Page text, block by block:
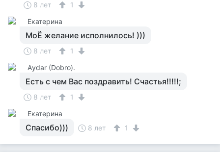
8 лет
1
Екатерина
МоЁ желание исполнилось! )))
8 лет
1
Аydar (Dobro).
Есть с чем Вас поздравить! Счастья!!!!!;
8 лет
1
Екатерина
Спасибо))) 8 лет 1